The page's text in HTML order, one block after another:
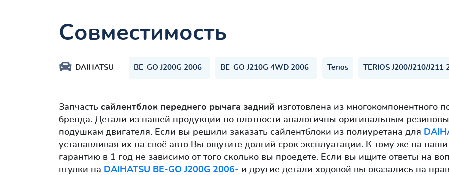
Совместимость
DAIHATSU BE-GO J200G 2006- BE-GO J210G 4WD 2006- Terios TERIOS J200/J210/
Запчасть сайлентблок переднего рычага задний изготовлена из многокомпонентного
бренда. Детали из нашей продукции по плотности аналогичны оригинальным
подушкам двигателя. Если вы решили заказать сайлентблоки из полиуретана для
устанавливая их на своё авто Вы ощутите долгий срок эксплуатации. К тому же на
гарантию в 1 год не зависимо от того сколько вы проедете. Если вы ищите ответы на
втулки на DAIHATSU BE-GO J200G 2006- и другие детали ходовой вы оказались на